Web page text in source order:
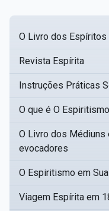
O Livro dos Espíritos
Revista Espírita
Instruções Práticas
O que é O
O Livro dos Médiuns
evocadores
O Espiritismo em
Viagem Espírita em